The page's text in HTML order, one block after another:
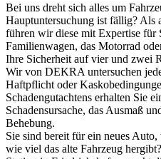
Bei uns dreht sich alles um
Hauptuntersuchung ist fällig? Als
führen wir diese mit Expertise für
Familienwagen, das Motorrad
Ihre Sicherheit auf vier und zwei
Wir von DEKRA untersuchen
Haftpflicht oder
Schadengutachtens erhalten Sie
Schadensursache, das Ausmaß
Behebung.
Sie sind bereit für ein neues
wie viel das alte Fahrzeug